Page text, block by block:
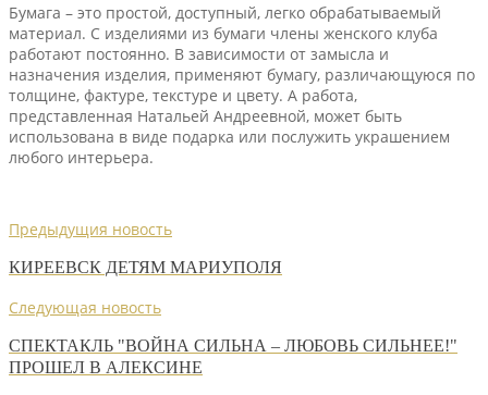
Бумага – это простой, доступный, легко обрабатываемый
материал. С изделиями из бумаги члены женского клуба
работают постоянно. В зависимости от замысла и
назначения изделия, применяют бумагу, различающуюся по
толщине, фактуре, текстуре и цвету. А работа,
представленная Натальей Андреевной, может быть
использована в виде подарка или послужить украшением
любого интерьера.
Предыдущия новость
КИРЕЕВСК ДЕТЯМ МАРИУПОЛЯ
Следующая новость
СПЕКТАКЛЬ "ВОЙНА СИЛЬНА – ЛЮБОВЬ СИЛЬНЕЕ!"
ПРОШЕЛ В АЛЕКСИНЕ